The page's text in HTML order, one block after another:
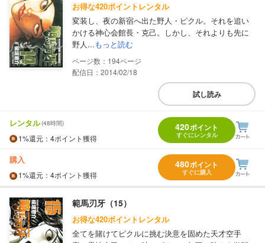
お得な420ポイントレンタル
変装し、夜の新宿へ出た野人・ピクル。それを追い
かける神心会館長・克己。しかし、それよりも先に
野人...もっと読む
194
配信日：2014/02/18
試し読み
レンタル(48時間)
1%還元 ：4ポイント獲得
420ポイント
すぐにレンタル
購入
1%還元 ：4ポイント獲得
480ポイント
すぐに購入
範馬刃牙（15）
お得な420ポイントレンタル
全てを賭けてピクルに挑む決意を固めた天才空手